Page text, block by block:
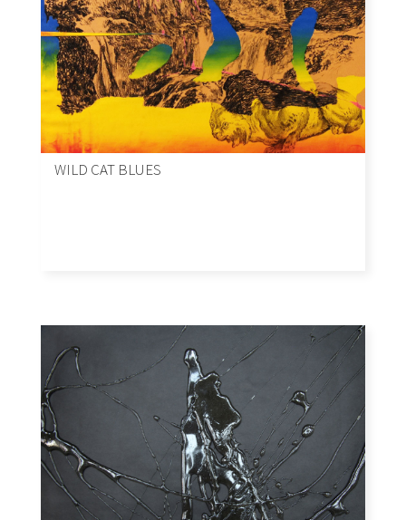
WILD CAT BLUES